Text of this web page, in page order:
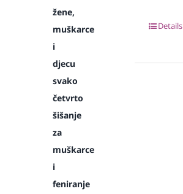
žene,
muškarce
i
djecu
svako
četvrto
šišanje
za
muškarce
i
feniranje
Details